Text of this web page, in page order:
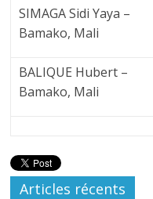
SIMAGA Sidi Yaya –
Bamako, Mali
BALIQUE Hubert –
Bamako, Mali
Articles récents